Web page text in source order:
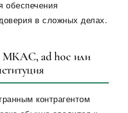
обеспечения
в сложных делах.
МКАС, ad hoc или
контрагентом